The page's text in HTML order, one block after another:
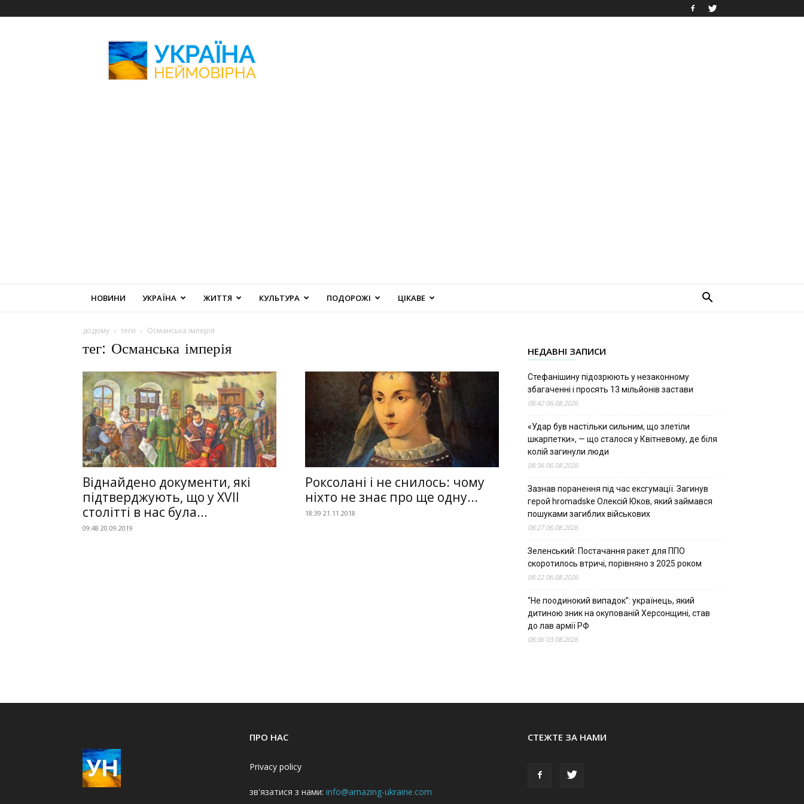
Неймовірна
НОВИНИ УКРАЇНА ЖИТТЯ КУЛЬТУРА ПОДОРОЖІ ЦІКАВЕ
додому теги Османська імперія
тег: Османська імперія
Віднайдено документи, які
підтверджують, що у XVІІ
столітті в нас була...
09:48 20.09.2019
Роксолані і не снилось: чому
ніхто не знає про ще одну...
18:39 21.11.2018
НЕДАВНІ ЗАПИСИ
Стефанішину підозрюють у незаконному
збагаченні і просять 13 мільйонів застави
08:42 06.08.2026
«Удар був настільки сильним, що злетіли
шкарпетки», — що сталося у Квітневому, де біля
колій загинули люди
08:36 06.08.2026
Зазнав поранення під час ексгумації. Загинув
герой hromadske Олексій Юков, який займався
пошуками загиблих військових
08:27 06.08.2026
Зеленський: Постачання ракет для ППО
скоротилось втричі, порівняно з 2025 роком
08:22 06.08.2026
“Не поодинокий випадок”: українець, який
дитиною зник на окупованій Херсонщині, став
до лав армії РФ
08:36 03.08.2026
ПРО НАС
Privacy policy
зв'язатися з нами: info@amazing-ukraine.com
СТЕЖТЕ ЗА НАМИ